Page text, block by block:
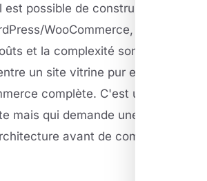
possible de construire un site
WooCommerce, par
et la complexité sont
un site vitrine pur et une
complète. C'est une
mais qui demande une réflexion
avant de commencer.